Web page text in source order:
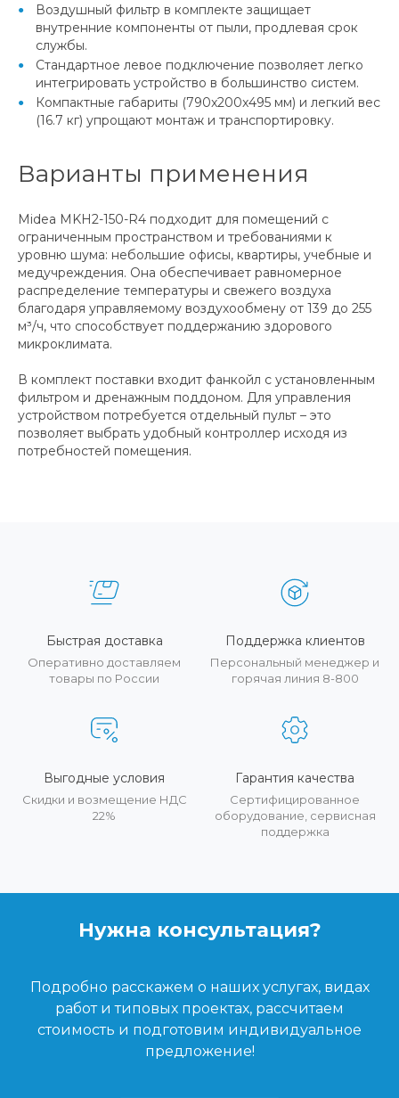
Воздушный фильтр в комплекте защищает
внутренние компоненты от пыли, продлевая срок
службы.
Стандартное левое подключение позволяет легко
интегрировать устройство в большинство систем.
Компактные габариты (790x200x495 мм) и легкий вес
(16.7 кг) упрощают монтаж и транспортировку.
Варианты применения
Midea MKH2-150-R4 подходит для помещений с
ограниченным пространством и требованиями к
уровню шума: небольшие офисы, квартиры, учебные и
медучреждения. Она обеспечивает равномерное
распределение температуры и свежего воздуха
благодаря управляемому воздухообмену от 139 до 255
м³/ч, что способствует поддержанию здорового
микроклимата.
В комплект поставки входит фанкойл с установленным
фильтром и дренажным поддоном. Для управления
устройством потребуется отдельный пульт – это
позволяет выбрать удобный контроллер исходя из
потребностей помещения.
Быстрая доставка
Оперативно доставляем
товары по России
Поддержка клиентов
Персональный менеджер и
горячая линия 8-800
Выгодные условия
Скидки и возмещение НДС
22%
Гарантия качества
Сертифицированное
оборудование, сервисная
поддержка
Нужна консультация?
Подробно расскажем о наших услугах, видах
работ и типовых проектах, рассчитаем
стоимость и подготовим индивидуальное
предложение!